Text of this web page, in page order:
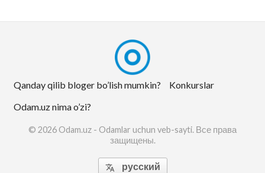
Qanday qilib bloger bo’lish mumkin?
Konkurslar
Odam.uz nima o’zi?
© 2026 Odam.uz - Odamlar uchun veb-sayti. Все права
защищены.
 русский